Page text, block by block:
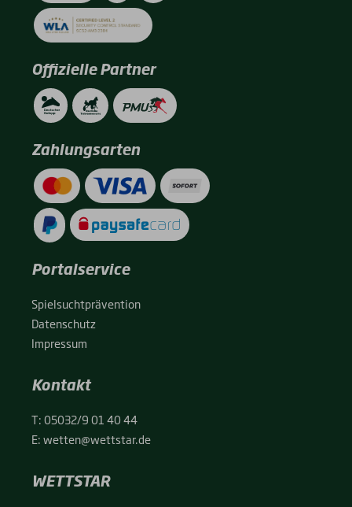
Offizielle Partner
Zahlungsarten
Portalservice
Spiel­sucht­prä­ven­ti­on
Daten­schutz
Impres­sum
Kontakt
T:05032/9 01 40 44
E:wetten@wettstar.de
WETTSTAR